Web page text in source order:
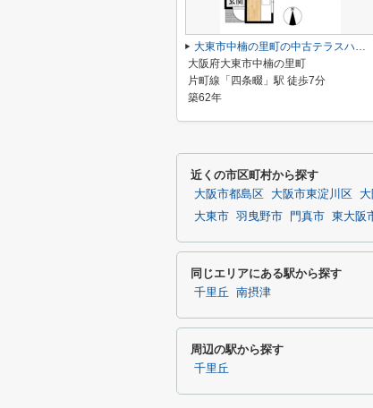
大東市中楠の里町の中古テラスハウス
大阪府大東市中楠の里町
片町線「四条畷」駅 徒歩7分
築62年
近くの市区町村から探す
大阪市都島区 大阪市東淀川区
大東市 羽曳野市 門真市 東大阪
同じエリアにある駅から探す
千里丘 南摂津
周辺の駅から探す
千里丘